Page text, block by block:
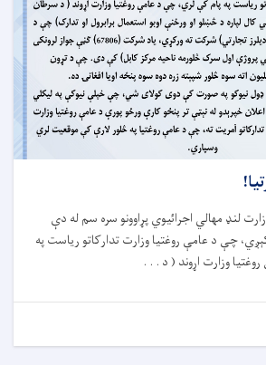
لنډ مهالي اجرائیوي پړاوونو سره سم له دې
چې د عامې روغتیا وزارت تدارکاتو ریاست په
وزارت اړوند ( د . . .